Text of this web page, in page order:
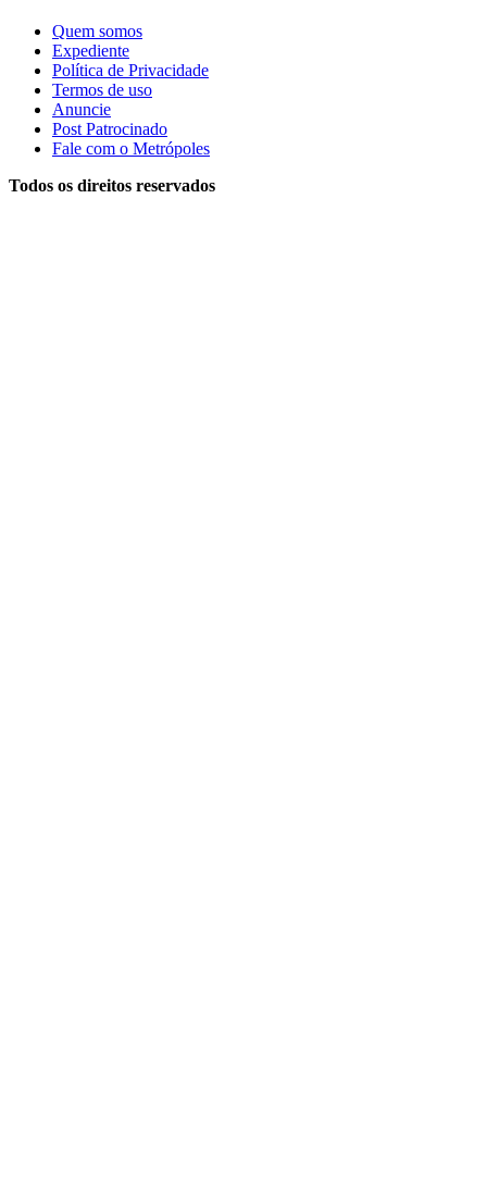
Quem somos
Expediente
Política de Privacidade
Termos de uso
Anuncie
Post Patrocinado
Fale com o Metrópoles
Todos os direitos reservados